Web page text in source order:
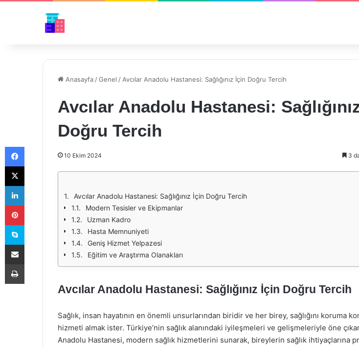
Anasayfa /Genel / Avcılar Anadolu Hastanesi: Sağlığınız İçin Doğru Tercih
Avcılar Anadolu Hastanesi:
Doğru Tercih
10 Ekim 2024 3
Avcılar Anadolu Hastanesi: Sağlığınız İçin Doğru Tercih
Modern Tesisler ve Ekipmanlar
Uzman Kadro
Hasta Memnuniyeti
Geniş Hizmet Yelpazesi
Eğitim ve Araştırma Olanakları
Avcılar Anadolu Hastanesi: Sağlığınız İçin Doğru Tercih
Sağlık, insan hayatının en önemli unsurlarından biridir ve her birey, sağlığını koruma
hizmeti almak ister. Türkiye’nin sağlık alanındaki iyileşmeleri ve gelişmeleriyle öne
Anadolu Hastanesi, modern sağlık hizmetlerini sunarak, bireylerin sağlık ihtiyaçlarına
Facebook
X
LinkedIn
Pinterest
Skype
E-Posta ile paylaş